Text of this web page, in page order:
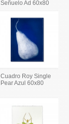
Señuelo Ad 60x80
Cuadro Roy Single
Pear Azul 60x80